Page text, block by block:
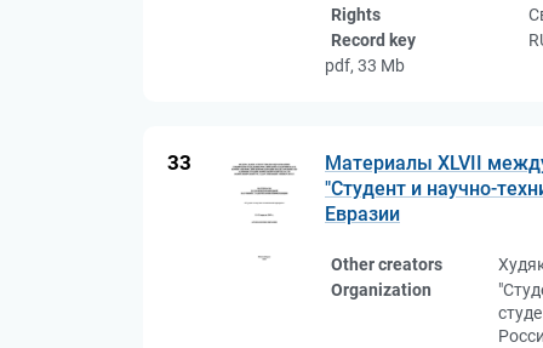
Rights
Record key
pdf, 33 Mb
33
Материалы XLVII
"Студент и научно-
Евразии
Other creators
Organization